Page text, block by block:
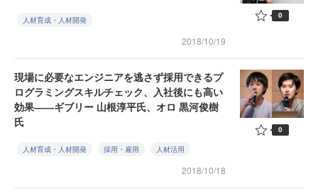
人材育成・人材開発
2018/10/19
0
現場に必要なエンジニアを逃さず採用できるプ
ログラミングスキルチェック、入社後にも高い
効果――ギブリー 山根淳平氏、オロ 黒河俊樹
氏
人材育成・人材開発 採用・雇用 人材活用
2018/10/18
0